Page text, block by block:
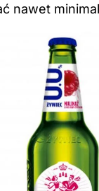
nawet